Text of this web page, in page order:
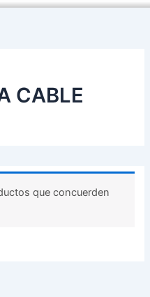
CABLE
que concuerden